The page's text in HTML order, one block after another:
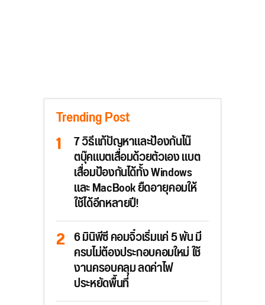
Trending Post
7 วิธีแก้ปัญหาและป้องกันโน๊
ตบุ๊คแบตเสื่อมด้วยตัวเอง แบต
เสื่อมป้องกันได้ทั้ง Windows
และ MacBook ยืดอายุคอมให้
ใช้ได้อีกหลายปี!
6 มินิพีซี คอมจิ๋วเริ่มแค่ 5 พัน มี
ครบไม่ต้องประกอบคอมใหม่ ใช้
งานครอบคลุม ลดค่าไฟ
ประหยัดพื้นที่